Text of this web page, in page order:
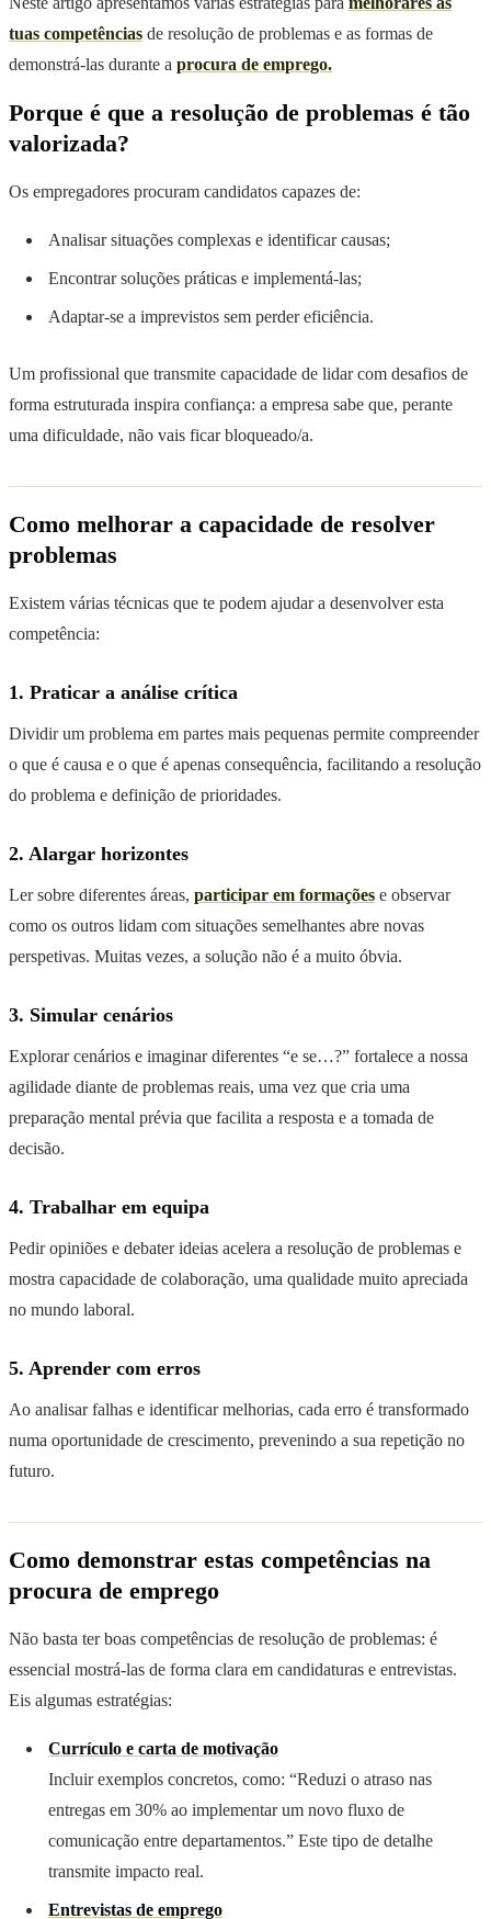
tuas competências de resolução de problemas e as formas de
demonstrá-las durante a procura de emprego.
Porque é que a resolução de problemas é tão
valorizada?
Os empregadores procuram candidatos capazes de:
Analisar situações complexas e identificar causas;
Encontrar soluções práticas e implementá-las;
Adaptar-se a imprevistos sem perder eficiência.
Um profissional que transmite capacidade de lidar com desafios de
forma estruturada inspira confiança: a empresa sabe que, perante
uma dificuldade, não vais ficar bloqueado/a.
Como melhorar a capacidade de resolver
problemas
Existem várias técnicas que te podem ajudar a desenvolver esta
competência:
1. Praticar a análise crítica
Dividir um problema em partes mais pequenas permite compreender
o que é causa e o que é apenas consequência, facilitando a resolução
do problema e definição de prioridades.
2. Alargar horizontes
Ler sobre diferentes áreas, participar em formações e observar
como os outros lidam com situações semelhantes abre novas
perspetivas. Muitas vezes, a solução não é a muito óbvia.
3. Simular cenários
Explorar cenários e imaginar diferentes “e se…?” fortalece a nossa
agilidade diante de problemas reais, uma vez que cria uma
preparação mental prévia que facilita a resposta e a tomada de
decisão.
4. Trabalhar em equipa
Pedir opiniões e debater ideias acelera a resolução de problemas e
mostra capacidade de colaboração, uma qualidade muito apreciada
no mundo laboral.
5. Aprender com erros
Ao analisar falhas e identificar melhorias, cada erro é transformado
numa oportunidade de crescimento, prevenindo a sua repetição no
futuro.
Como demonstrar estas competências na
procura de emprego
Não basta ter boas competências de resolução de problemas: é
essencial mostrá-las de forma clara em candidaturas e entrevistas.
Eis algumas estratégias:
Currículo e carta de motivação
Incluir exemplos concretos, como: “Reduzi o atraso nas
entregas em 30% ao implementar um novo fluxo de
comunicação entre departamentos.” Este tipo de detalhe
transmite impacto real.
Entrevistas de emprego